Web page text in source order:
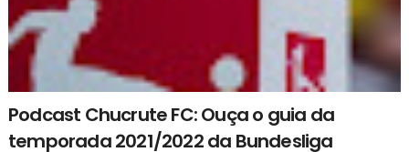
Podcast Chucrute FC: Ouça o guia da
temporada 2021/2022 da Bundesliga